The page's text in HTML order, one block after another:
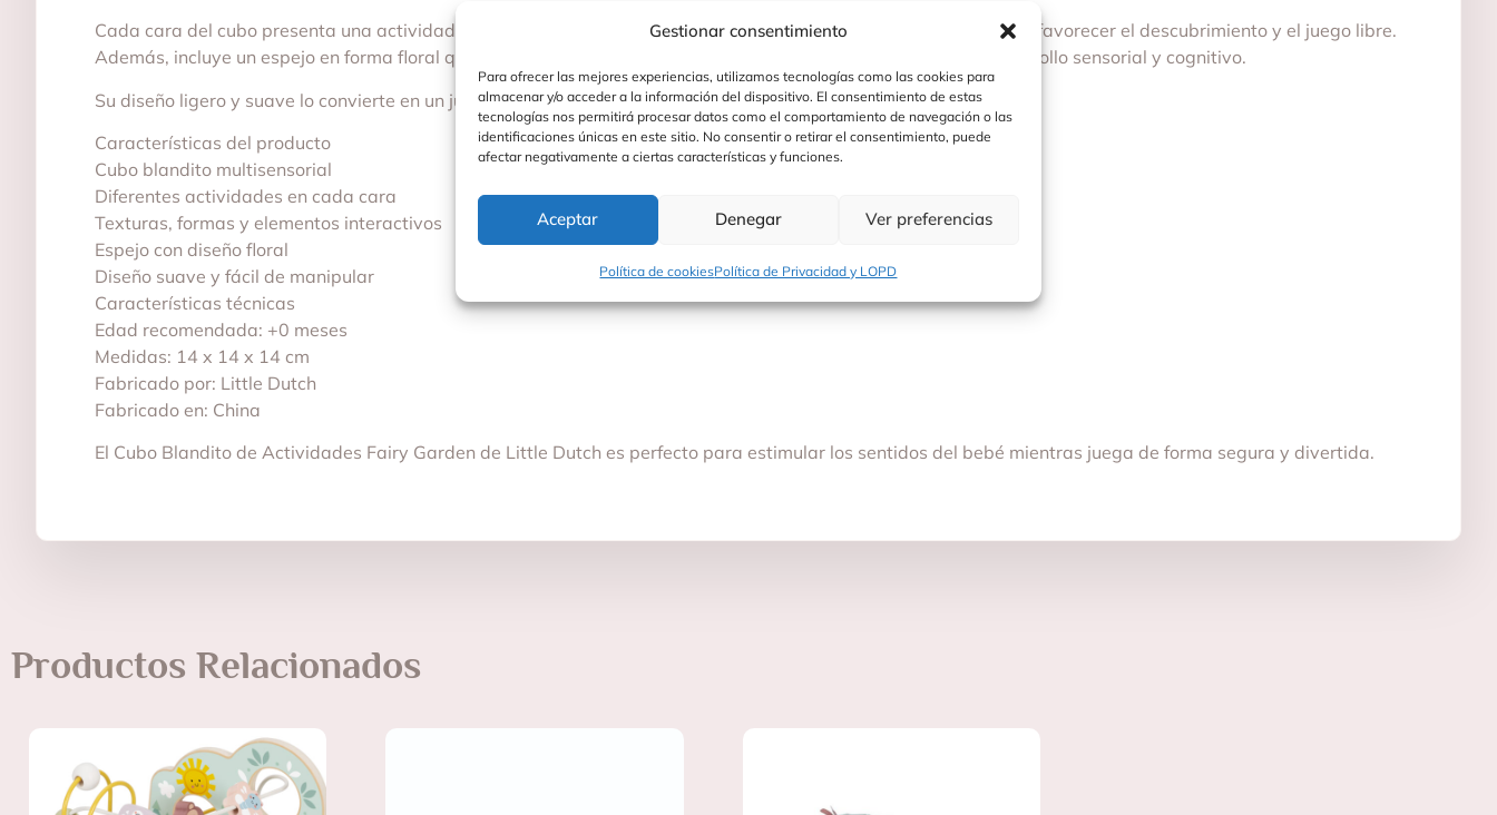
Gestionar consentimiento
Para ofrecer las mejores experiencias, utilizamos tecnologías como las cookies para
almacenar y/o acceder a la información del dispositivo. El consentimiento de estas
tecnologías nos permitirá procesar datos como el comportamiento de navegación o las
identificaciones únicas en este sitio. No consentir o retirar el consentimiento, puede
afectar negativamente a ciertas características y funciones.
Aceptar Denegar Ver preferencias
Política de cookiesPolítica de Privacidad y LOPD
Cada cara del cubo presenta una actividad diferente con texturas, formas y detalles interactivos, pensados para favorecer el descubrimiento y el juego libre.
Además, incluye un espejo en forma floral que permite al bebé reconocerse mientras juega, estimulando su desarrollo sensorial y cognitivo.
Su diseño ligero y suave lo convierte en un juguete ideal para agarrar, girar y manipular con facilidad.
Características del producto
Cubo blandito multisensorial
Diferentes actividades en cada cara
Texturas, formas y elementos interactivos
Espejo con diseño floral
Diseño suave y fácil de manipular
Características técnicas
Edad recomendada: +0 meses
Medidas: 14 x 14 x 14 cm
Fabricado por: Little Dutch
Fabricado en: China
El Cubo Blandito de Actividades Fairy Garden de Little Dutch es perfecto para estimular los sentidos del bebé mientras juega de forma segura y divertida.
Productos Relacionados